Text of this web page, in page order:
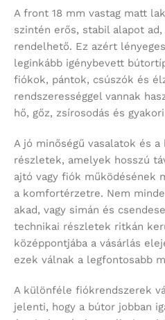
A front 18 mm vastag matt
szintén erős, stabil alapot
rendelhető. Ez azért
leginkább igénybevett
fiókok, pántok, csúszók és
rendszerességgel vannak
hő, gőz, zsírosodás és
A jó minőségű vasalatok és a
részletek, amelyek hosszú
ajtó vagy fiók működésének
a komfortérzetre. Nem
akad, vagy simán és
technikai részletek ritkán
középpontjába a vásárlás
ezek válnak a legfontosabb
A különféle fiókrendszerek
jelenti, hogy a bútor jobban